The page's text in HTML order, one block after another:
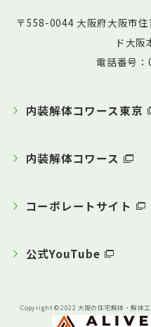
〒558-0044 大阪府大阪市
ド大阪
電話番号
内装解体コワース東京
内装解体コワース
コーポレートサイト
公式YouTube
Copyright © 2022 大阪の住宅解体・解体